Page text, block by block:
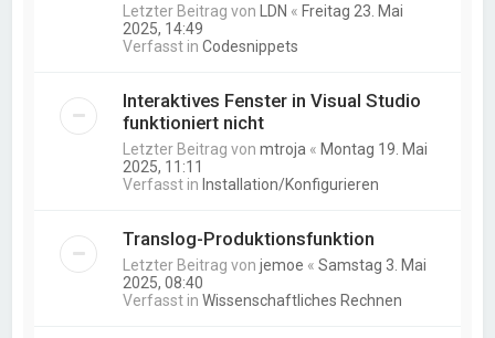
Letzter Beitrag von LDN « Freitag 23. Mai
2025, 14:49
Verfasst inCodesnippets
Interaktives Fenster in Visual Studio
funktioniert nicht
Letzter Beitrag vonmtroja « Montag 19. Mai
2025, 11:11
Verfasst in Installation/Konfigurieren
Translog-Produktionsfunktion
Letzter Beitrag vonjemoe «Samstag 3. Mai
2025, 08:40
Verfasst inWissenschaftliches Rechnen